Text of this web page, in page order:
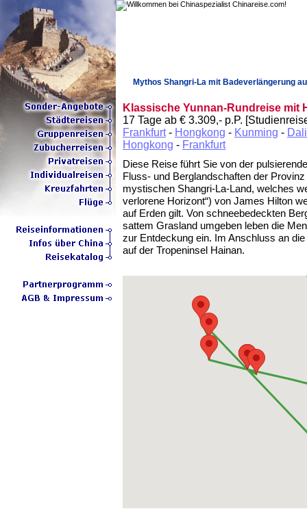
Mythos Shangri-La mit Badeverlängerung
Klassische Yunnan-Rundreise mit
17 Tage ab € 3.309,- p.P.
Frankfurt- Hongkong - Kunming - Dali
Hongkong - Frankfurt
Diese Reise führt Sie von der
Fluss- und Berglandschaften der
mystischen Shangri-La-Land, welches
verlorene Horizont“) von James Hilton
auf Erden gilt. Von schneebedeckten
sattem Grasland umgeben leben die
zur Entdeckung ein. Im Anschluss an
auf der Tropeninsel Hainan.